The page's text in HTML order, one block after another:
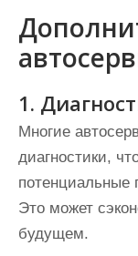
1.
Многие
диагностики,
потенциальные
Это может
будущем.